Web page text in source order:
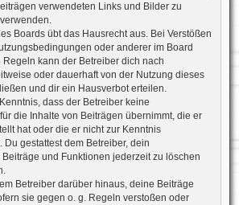
verwendeten Links und Bilder zu
Boards übt das Hausrecht aus. Bei Verstößen
oder anderer im Board
Regeln kann der Betreiber dich nach
oder dauerhaft von der Nutzung dieses
und dir ein Hausverbot erteilen.
dass der Betreiber keine
die Inhalte von Beiträgen übernimmt, die er
hat oder die er nicht zur Kenntnis
Du gestattest dem Betreiber, dein
Beiträge und Funktionen jederzeit zu löschen
Betreiber darüber hinaus, deine Beiträge
sie gegen o. g. Regeln verstoßen oder